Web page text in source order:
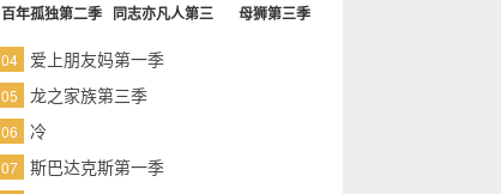
百年孤独第二季 同志亦凡人第三
母狮第三季
04 爱上朋友妈第一季
05 龙之家族第三季
06 冷
07 斯巴达克斯第一季